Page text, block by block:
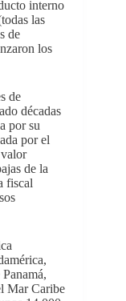
interno
las
de
los
de
décadas
por su
por el
de la
fiscal
Mar Caribe